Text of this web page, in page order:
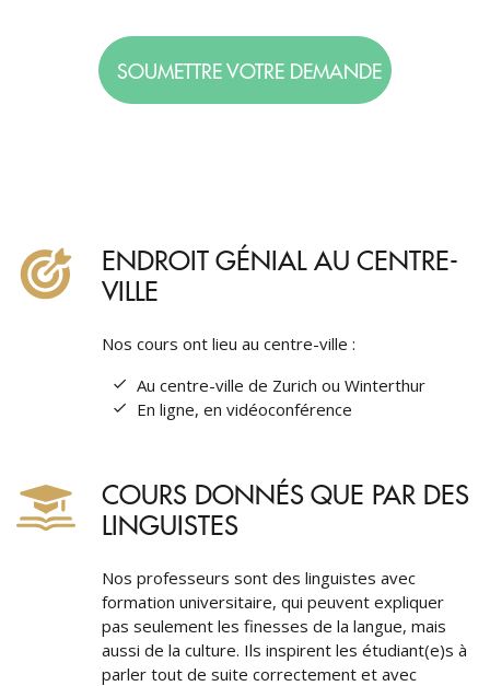
SOUMETTRE VOTRE DEMANDE
ENDROIT GÉNIAL AU CENTRE-
VILLE
Nos cours ont lieu au centre-ville :
Au centre-ville de Zurich ou Winterthur
En ligne, en vidéoconférence
COURS DONNÉS QUE PAR DES
LINGUISTES
Nos professeurs sont des linguistes avec
formation universitaire, qui peuvent expliquer
pas seulement les finesses de la langue, mais
aussi de la culture. Ils inspirent les étudiant(e)s à
parler tout de suite correctement et avec